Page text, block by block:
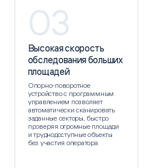
03
Высокая скорость
обследования больших
площадей
Опорно-поворотное
устройство с программным
управлением позволяет
автоматически сканировать
заданные секторы, быстро
проверяя огромные площади
и труднодоступные объекты
без участия оператора